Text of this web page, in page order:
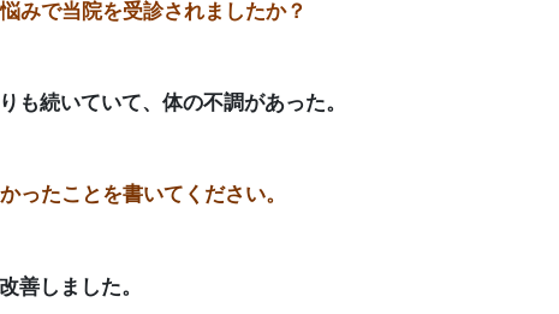
みで当院を受診されましたか？
も続いていて、体の不調があった。
ったことを書いてください。
善しました。